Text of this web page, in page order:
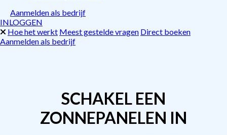
Aanmelden als bedrijf
INLOGGEN
Hoe het werkt Meest gestelde vragen Direct boeken
Aanmelden als bedrijf
SCHAKEL EEN
ZONNEPANELEN IN